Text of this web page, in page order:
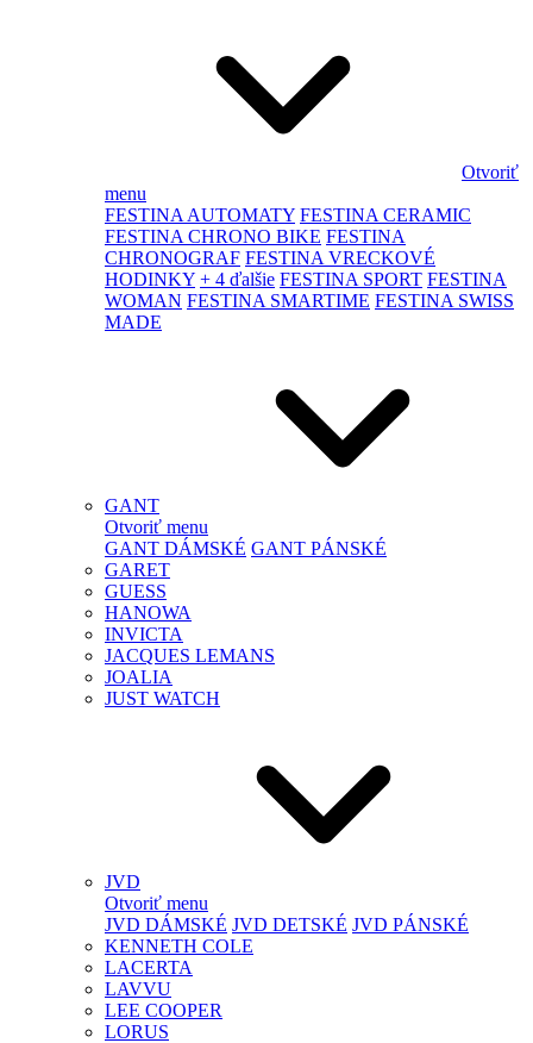
Otvoriť
menu
FESTINA AUTOMATY FESTINA CERAMIC
FESTINA CHRONO BIKE FESTINA
CHRONOGRAF FESTINA VRECKOVÉ
HODINKY + 4 ďalšie FESTINA SPORT FESTINA
WOMAN FESTINA SMARTIME FESTINA SWISS
MADE
GANT
Otvoriť menu
GANT DÁMSKÉ GANT PÁNSKÉ
GARET
GUESS
HANOWA
INVICTA
JACQUES LEMANS
JOALIA
JUST WATCH
JVD
Otvoriť menu
JVD DÁMSKÉ JVD DETSKÉ JVD PÁNSKÉ
KENNETH COLE
LACERTA
LAVVU
LEE COOPER
LORUS